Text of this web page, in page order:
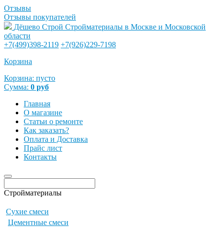
Отзывы
Отзывы покупателей
Дёшево Строй Стройматериалы в Москве и Московской
области
+7(499)398-2119 +7(926)229-7198
Корзина
Корзина: пусто
Сумма: 0 руб
Главная
О магазине
Статьи о ремонте
Как заказать?
Оплата и Доставка
Прайс лист
Контакты
Стройматериалы
Сухие смеси
Цементные смеси